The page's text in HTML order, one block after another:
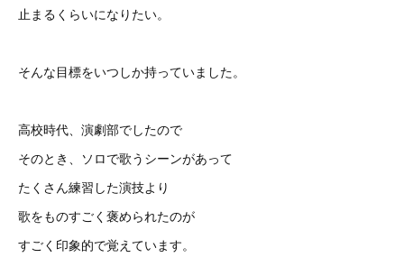
止まるくらいになりたい。
そんな目標をいつしか持っていました。
高校時代、演劇部でしたので
そのとき、ソロで歌うシーンがあって
たくさん練習した演技より
歌をものすごく褒められたのが
すごく印象的で覚えています。